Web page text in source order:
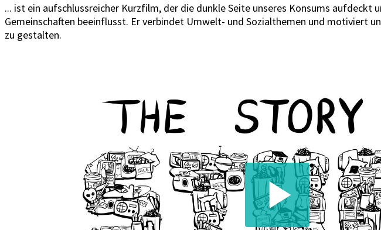
... ist ein aufschlussreicher Kurzfilm, der die dunkle Seite unseres Konsums aufdeckt
Gemeinschaften beeinflusst. Er verbindet Umwelt- und Sozialthemen und motiviert
zu gestalten.